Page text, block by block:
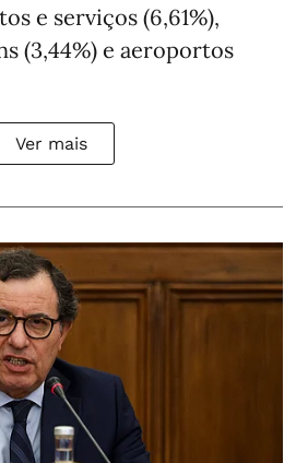
e serviços (6,61%),
(3,44%) e aeroportos
Ver mais